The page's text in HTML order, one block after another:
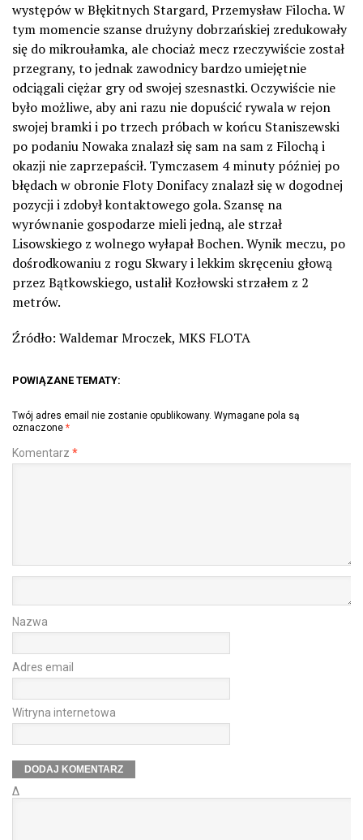
występów w Błękitnych Stargard, Przemysław Filocha. W
tym momencie szanse drużyny dobrzańskiej zredukowały
się do mikroułamka, ale chociaż mecz rzeczywiście został
przegrany, to jednak zawodnicy bardzo umiejętnie
odciągali ciężar gry od swojej szesnastki. Oczywiście nie
było możliwe, aby ani razu nie dopuścić rywala w rejon
swojej bramki i po trzech próbach w końcu Staniszewski
po podaniu Nowaka znalazł się sam na sam z Filochą i
okazji nie zaprzepaścił. Tymczasem 4 minuty później po
błędach w obronie Floty Donifacy znalazł się w dogodnej
pozycji i zdobył kontaktowego gola. Szansę na
wyrównanie gospodarze mieli jedną, ale strzał
Lisowskiego z wolnego wyłapał Bochen. Wynik meczu, po
dośrodkowaniu z rogu Skwary i lekkim skręceniu głową
przez Bątkowskiego, ustalił Kozłowski strzałem z 2
metrów.
Źródło: Waldemar Mroczek, MKS FLOTA
POWIĄZANE TEMATY:
Twój adres email nie zostanie opublikowany. Wymagane pola są
oznaczone *
Komentarz *
Nazwa
Adres email
Witryna internetowa
Δ